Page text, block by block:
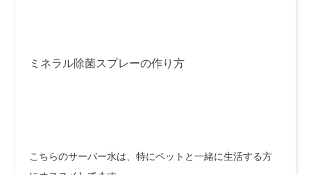
ミネラル除菌スプレーの作り方
こちらのサーバー水は、特にペットと一緒に生活する方